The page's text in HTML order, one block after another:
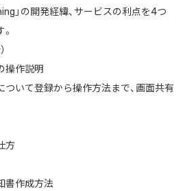
」の開発経緯、サービスの利点を4つ
操作説明
ついて登録から操作方法まで、画面共有
方
書作成方法